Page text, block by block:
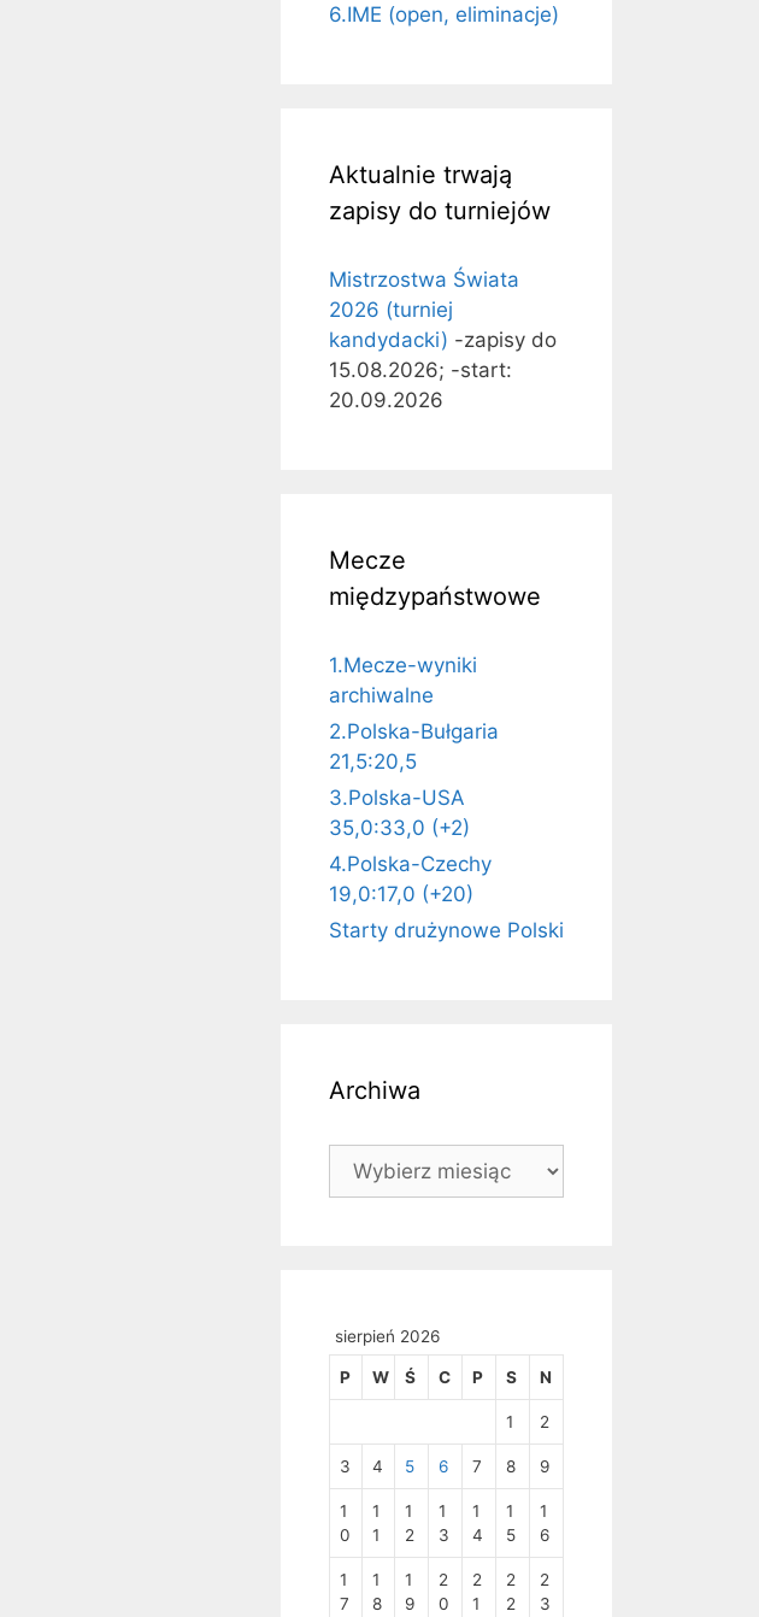
6.IME (open, eliminacje)
Aktualnie trwają
zapisy do turniejów
Mistrzostwa Świata
2026 (turniej
kandydacki) -zapisy do
15.08.2026; -start:
20.09.2026
Mecze
międzypaństwowe
1.Mecze-wyniki
archiwalne
2.Polska-Bułgaria
21,5:20,5
3.Polska-USA
35,0:33,0 (+2)
4.Polska-Czechy
19,0:17,0 (+20)
Starty drużynowe Polski
Archiwa
Archiwa
sierpień 2026
P W Ś C P S N
1 2
3 4 5 6 7 8 9
1
0
1
1
1
2
1
3
1
4
1
5
1
6
1
7
1
8
1
9
2
0
2
1
2
2
2
3